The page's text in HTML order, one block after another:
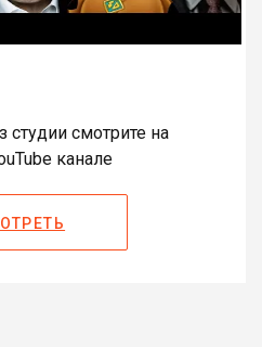
студии смотрите на
канале